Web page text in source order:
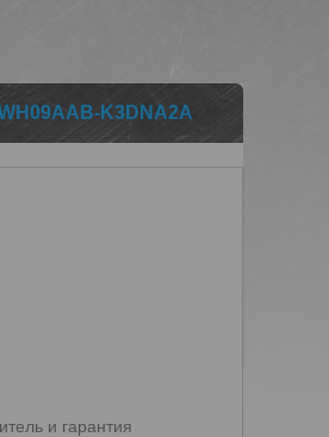
K3DNA2A
и гарантия